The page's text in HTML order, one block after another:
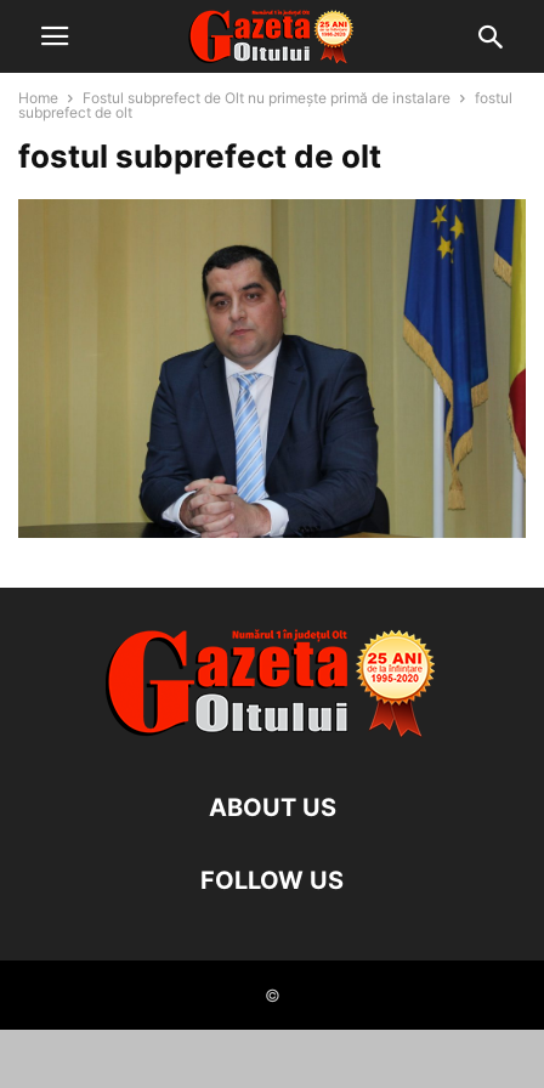
Home Fostul subprefect de Olt nu primeşte primă de instalare
fostul
subprefect de olt
fostul subprefect de olt
ABOUT US
FOLLOW US
©